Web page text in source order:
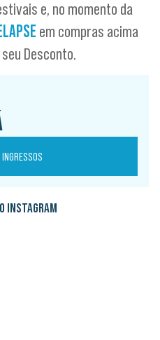
e, no momento da
em compras acima
Desconto.
INSTAGRAM